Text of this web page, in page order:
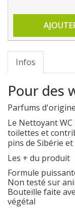
Infos
Pour des
Parfums
Le Nettoyant
toilettes et
pins de Sibérie et
Les + du produit
Formule
Non testé sur
Bouteille faite
végétal